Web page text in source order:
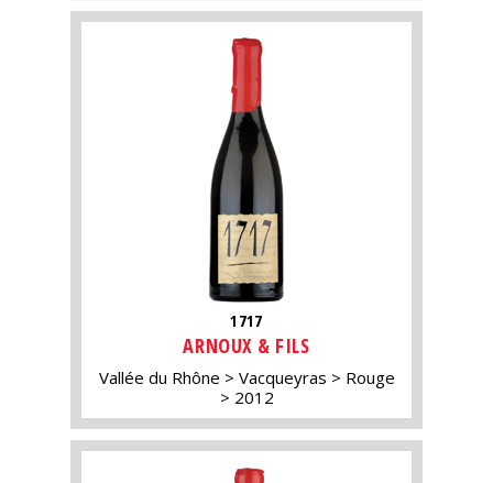
1717
ARNOUX & FILS
Vallée du Rhône Vacqueyras
Rouge
2012